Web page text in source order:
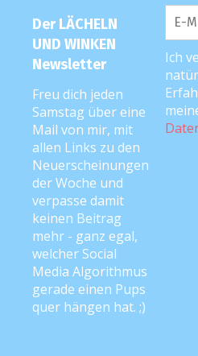
Der LÄCHELN
UND WINKEN
Newsletter
Freu dich jeden
Samstag über eine
Mail von mir, mit
allen Links zu den
Neuerscheinungen
der Woche und
verpasse damit
keinen Beitrag
mehr - ganz egal,
welcher Social
Media Algorithmus
gerade einen Pups
quer hängen hat. ;)
Ich
1. Februar 2017 um
Ich habe deinen
unserer Tochter
Anmerkung, dass
spricht und das man
schreiben können.
Ihre Antwort und
weiterzuleiten:
für diesen Text, der
auch wieder viel
der wenigen Mütter
würdigt und uns mit
Anerkennung
dir auch mal von